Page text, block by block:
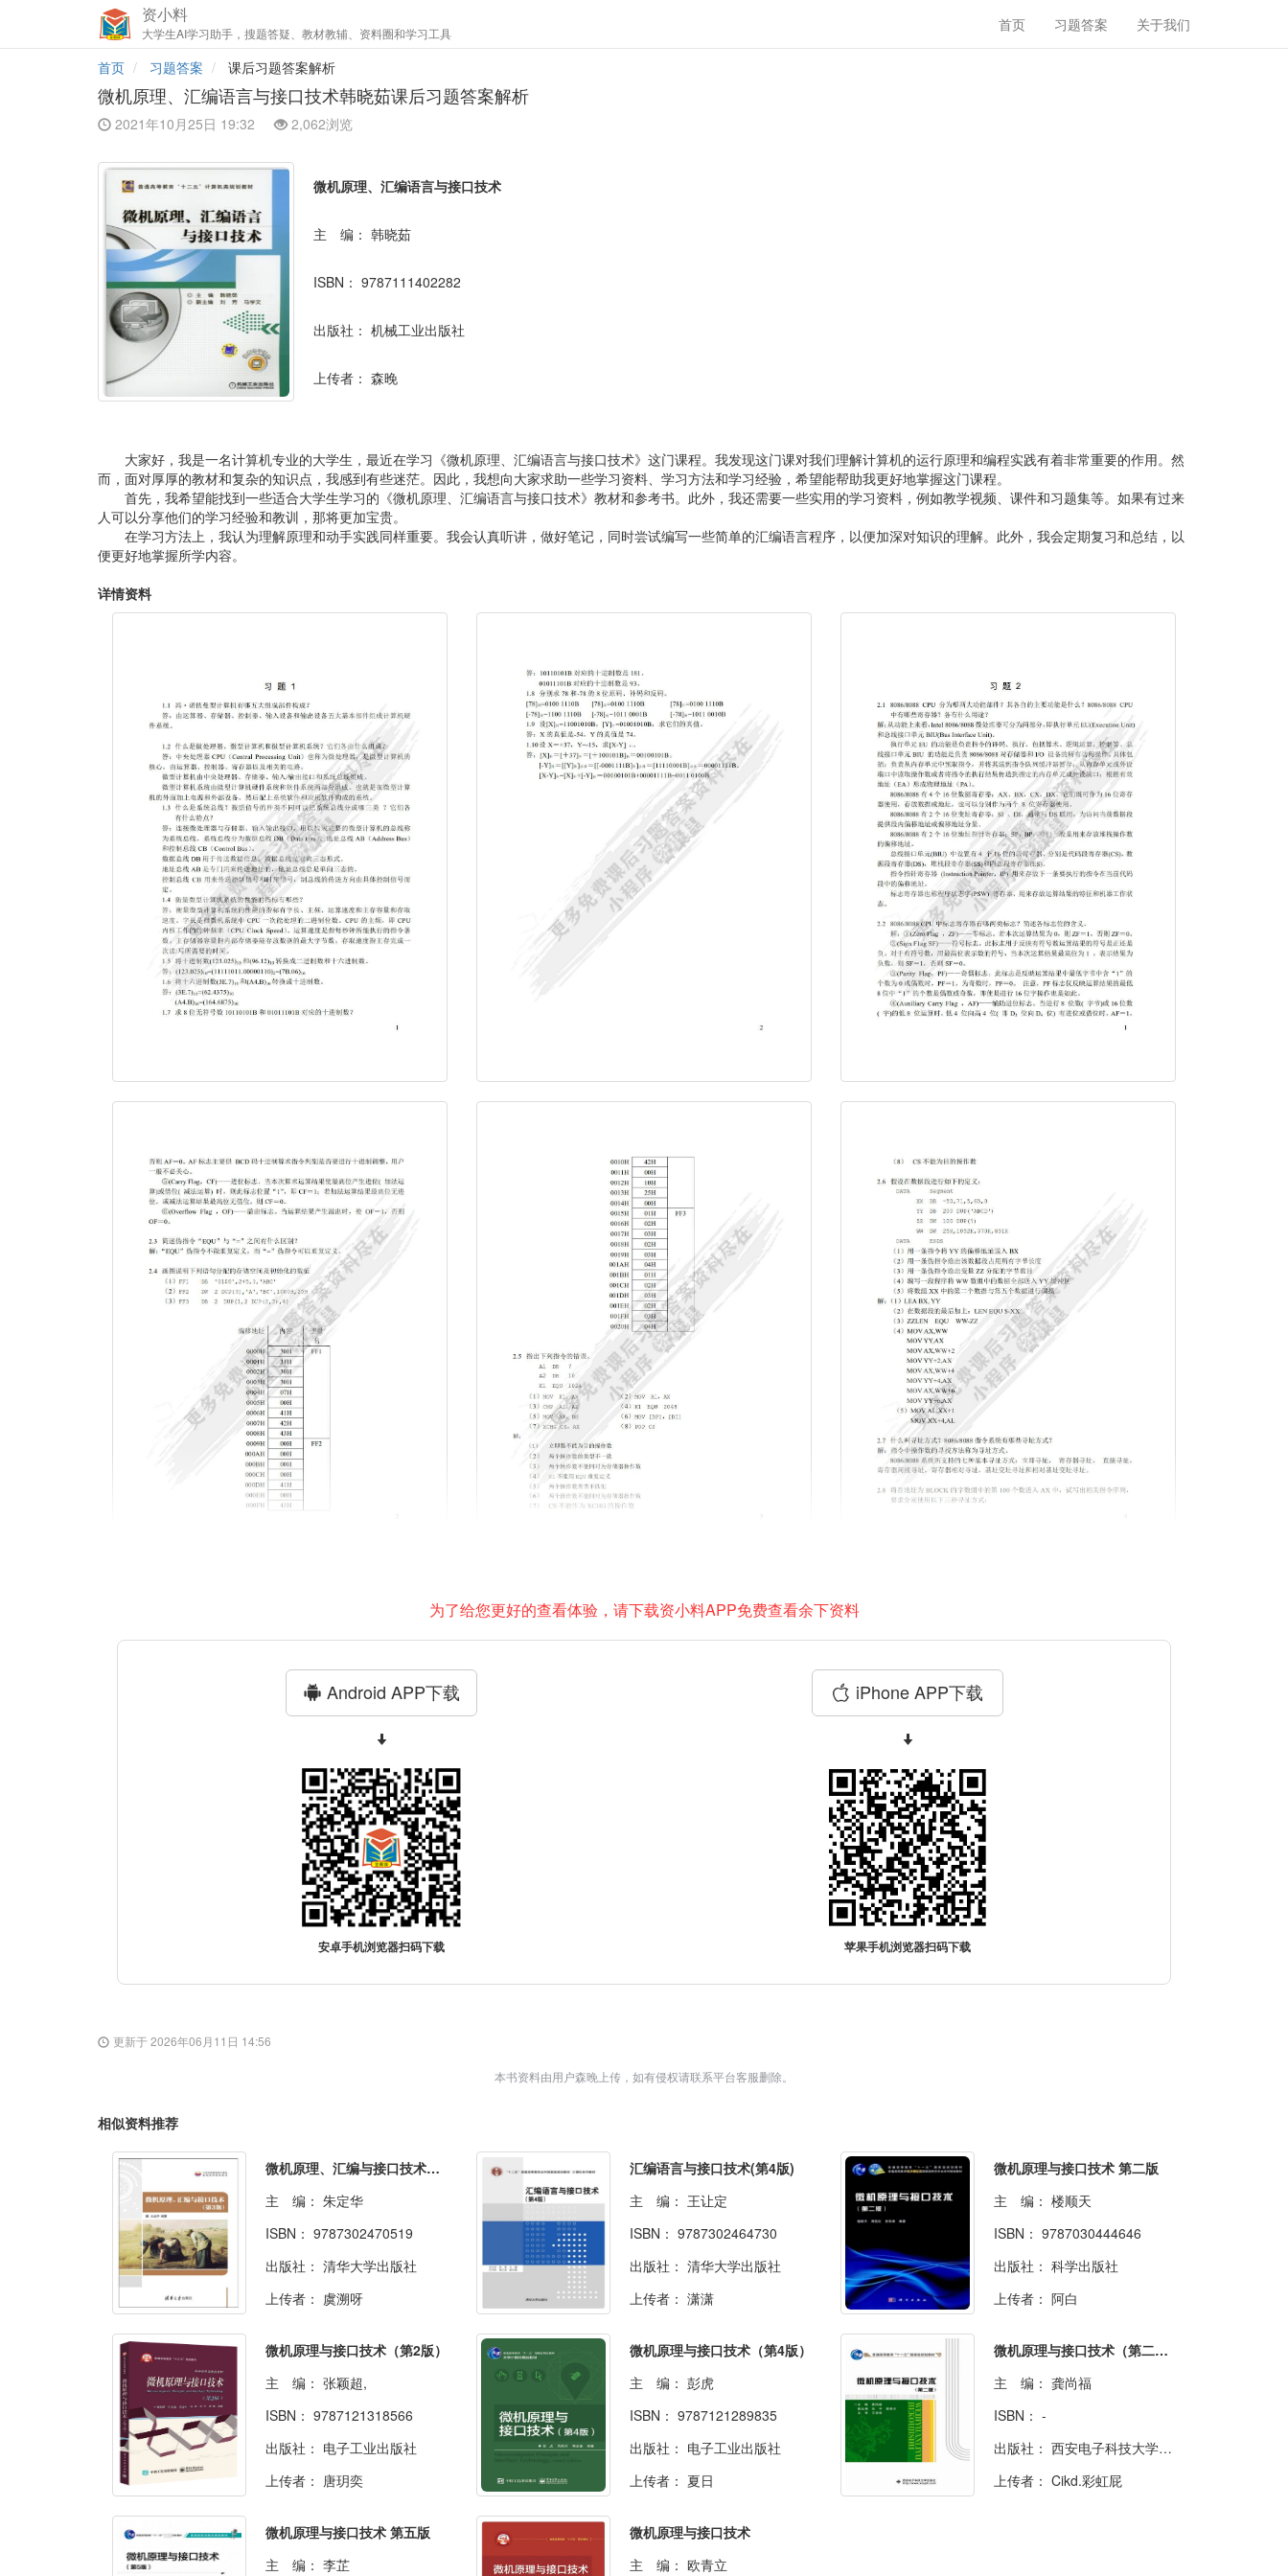
资小料
大学生AI学习助手，搜题答疑、教材教辅、资料圈和学习工具 首页 习题答案 关于我们
首页 习题答案 课后习题答案解析
微机原理、汇编语言与接口技术韩晓茹课后习题答案解析
2021年10月25日 19:32 2,062浏览
微机原理、汇编语言与接口技术
主 编： 韩晓茹
ISBN： 9787111402282
出版社： 机械工业出版社
上传者： 森晚
大家好，我是一名计算机专业的大学生，最近在学习《微机原理、汇编语言与接口技术》这门课程。我发现这门课对我们理解计算机的运行原理和编程实践有着非常重要的作用。然
而，面对厚厚的教材和复杂的知识点，我感到有些迷茫。因此，我想向大家求助一些学习资料、学习方法和学习经验，希望能帮助我更好地掌握这门课程。
首先，我希望能找到一些适合大学生学习的《微机原理、汇编语言与接口技术》教材和参考书。此外，我还需要一些实用的学习资料，例如教学视频、课件和习题集等。如果有过来
人可以分享他们的学习经验和教训，那将更加宝贵。
在学习方法上，我认为理解原理和动手实践同样重要。我会认真听讲，做好笔记，同时尝试编写一些简单的汇编语言程序，以便加深对知识的理解。此外，我会定期复习和总结，以
便更好地掌握所学内容。
详情资料
为了给您更好的查看体验，请下载资小料APP免费查看余下资料
Android APP下载
安卓手机浏览器扫码下载
iPhone APP下载
苹果手机浏览器扫码下载
更新于 2026年06月11日 14:56
本书资料由用户森晚上传，如有侵权请联系平台客服删除。
相似资料推荐
微机原理、汇编与接口技术（第3版）
主 编： 朱定华
ISBN： 9787302470519
出版社： 清华大学出版社
上传者： 虞溯呀
汇编语言与接口技术(第4版)
主 编： 王让定
ISBN： 9787302464730
出版社： 清华大学出版社
上传者： 潇潇
微机原理与接口技术 第二版
主 编： 楼顺天
ISBN： 9787030444646
出版社： 科学出版社
上传者： 阿白
微机原理与接口技术（第2版）
主 编： 张颖超,
ISBN： 9787121318566
出版社： 电子工业出版社
上传者： 唐玥奕
微机原理与接口技术（第4版）
主 编： 彭虎
ISBN： 9787121289835
出版社： 电子工业出版社
上传者： 夏日
微机原理与接口技术（第二版）
主 编： 龚尚福
ISBN： -
出版社： 西安电子科技大学出版社
上传者： Cikd.彩虹屁
微机原理与接口技术 第五版
主 编： 李芷
微机原理与接口技术
主 编： 欧青立